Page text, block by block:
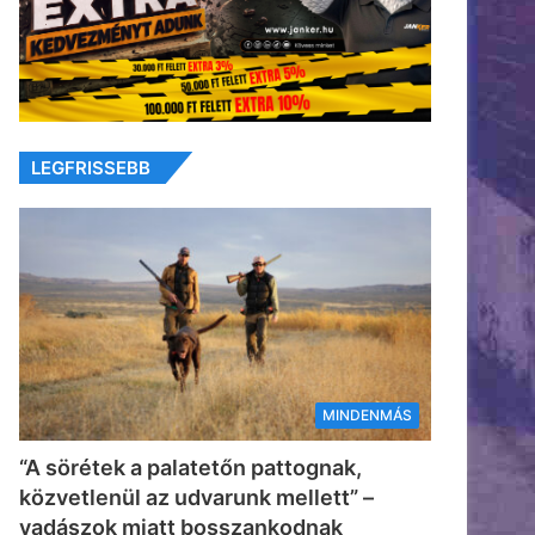
LEGFRISSEBB
MINDENMÁS
“A sörétek a palatetőn pattognak,
közvetlenül az udvarunk mellett” –
vadászok miatt bosszankodnak